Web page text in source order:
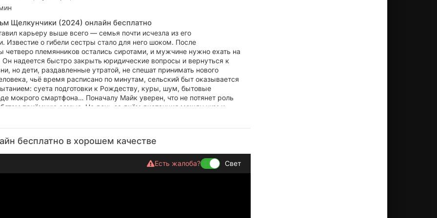
Щелкунчики (2024) онлайн бесплатно
карьеру выше всего — семья почти исчезла из его
Известие о гибели сестры стало для него шоком. После
четверо племянников остались сиротами, и мужчине нужно ехать на
надеется быстро закрыть юридические вопросы и вернуться к
но дети, раздавленные утратой, не спешат принимать нового
чьё время расписано по минутам, сельский быт оказывается
суета подготовки к Рождеству, куры, шум, бытовые
мокрого смартфона… Поначалу Майк уверен, что не потянет роль
приёмную семью. Но день за днём дистанция между ним и
бесплатно в хорошем качестве
Есть жалоба? Свет